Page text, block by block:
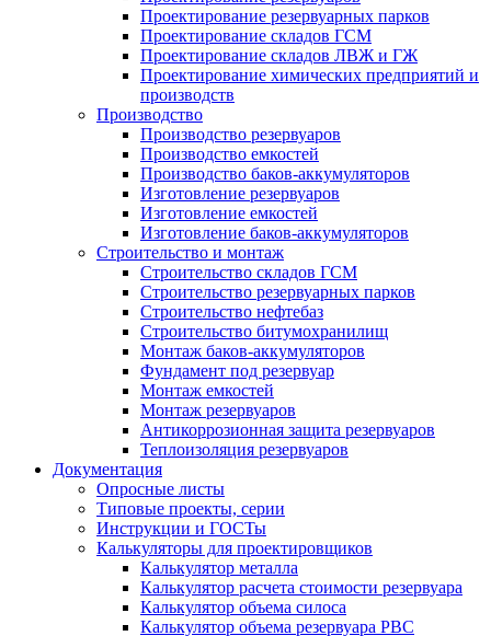
Проектирование резервуарных парков
Проектирование складов ГСМ
Проектирование складов ЛВЖ и ГЖ
Проектирование химических предприятий и
производств
Производство
Производство резервуаров
Производство емкостей
Производство баков-аккумуляторов
Изготовление резервуаров
Изготовление емкостей
Изготовление баков-аккумуляторов
Строительство и монтаж
Строительство складов ГСМ
Строительство резервуарных парков
Строительство нефтебаз
Строительство битумохранилищ
Монтаж баков-аккумуляторов
Фундамент под резервуар
Монтаж емкостей
Монтаж резервуаров
Антикоррозионная защита резервуаров
Теплоизоляция резервуаров
Документация
Опросные листы
Типовые проекты, серии
Инструкции и ГОСТы
Калькуляторы для проектировщиков
Калькулятор металла
Калькулятор расчета стоимости резервуара
Калькулятор объема силоса
Калькулятор объема резервуара РВС